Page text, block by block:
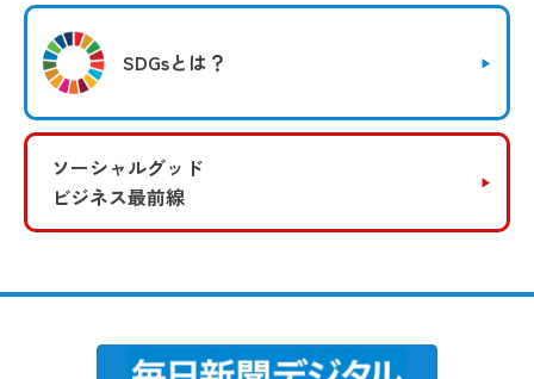
SDGsとは？
ソーシャルグッド
ビジネス最前線